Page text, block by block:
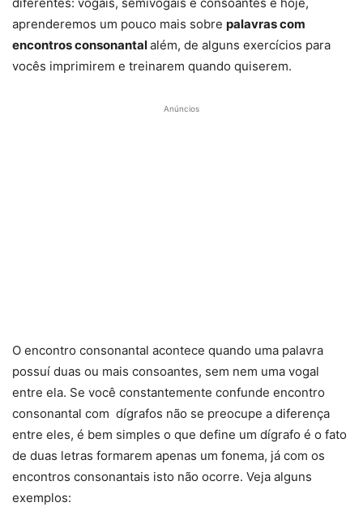
aprenderemos um pouco mais sobre palavras com
encontros consonantalalém, de alguns exercícios para
vocês imprimirem e treinarem quando quiserem.
Anúncios
O encontro consonantal acontece quando uma palavra
possuí duas ou mais consoantes, sem nem uma vogal
entre ela. Se você constantemente confunde encontro
consonantal com dígrafos não se preocupe a diferença
entre eles, é bem simples o que define um dígrafo é o fato
de duas letras formarem apenas um fonema, já com os
encontros consonantais isto não ocorre. Veja alguns
exemplos: